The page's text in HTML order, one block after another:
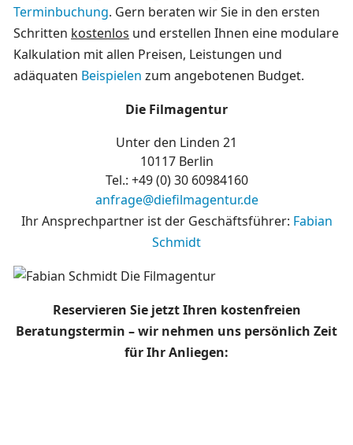
Terminbuchung. Gern beraten wir Sie in den ersten
Schritten kostenlos und erstellen Ihnen eine modulare
Kalkulation mit allen Preisen, Leistungen und
adäquaten Beispielen zum angebotenen Budget.
Die Filmagentur
Unter den Linden 21
10117 Berlin
Tel.: +49 (0)30 60984160
anfrage@diefilmagentur.de
Ihr Ansprechpartner ist der Geschäftsführer: Fabian
Schmidt
Reservieren Sie jetzt Ihren kostenfreien
Beratungstermin – wir nehmen uns persönlich Zeit
für Ihr Anliegen: